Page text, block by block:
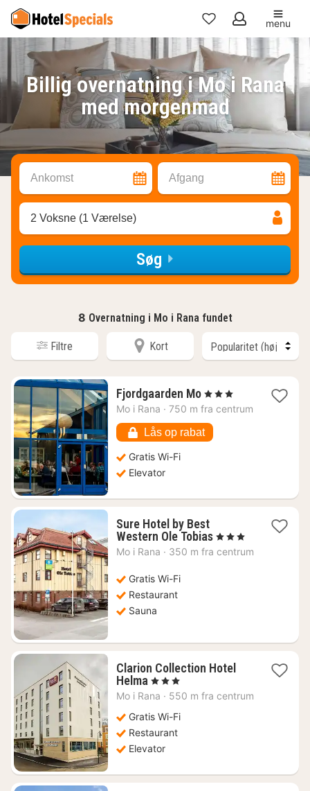
Mine
favoritter
menu
Billig overnatning i Mo i Rana
med morgenmad
Ankomst Afgang
2 Voksne (1 Værelse)
Søg
8 Overnatning i Mo i Rana fundet
Filtre Kort
Fjordgaarden Mo1
nat
999
kr.
, 3 Stjerner
Mo i Rana · 750 m fra centrum
Lås op rabat
Gratis Wi-Fi
Elevator
Sure Hotel by Best
Western Ole Tobias1
nat
, 3 Stjerner
Mo i Rana · 350 m fra centrum
Gratis Wi-Fi
Restaurant
Sauna
Clarion Collection Hotel
Helma 1
nat
1010
kr.
, 3 Stjerner
Mo i Rana · 550 m fra centrum
Gratis Wi-Fi
Restaurant
Elevator